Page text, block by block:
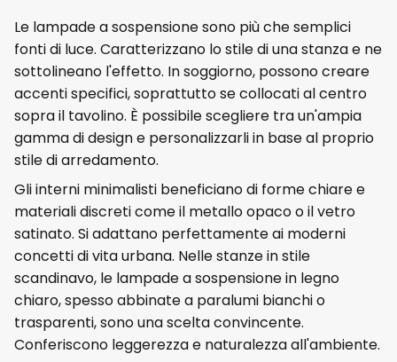
Le lampade a sospensione sono più che semplici
fonti di luce. Caratterizzano lo stile di una stanza e ne
sottolineano l'effetto. In soggiorno, possono creare
accenti specifici, soprattutto se collocati al centro
sopra il tavolino. È possibile scegliere tra un'ampia
gamma di design e personalizzarli in base al proprio
stile di arredamento.
Gli interni minimalisti beneficiano di forme chiare e
materiali discreti come il metallo opaco o il vetro
satinato. Si adattano perfettamente ai moderni
concetti di vita urbana. Nelle stanze in stile
scandinavo, le lampade a sospensione in legno
chiaro, spesso abbinate a paralumi bianchi o
trasparenti, sono una scelta convincente.
Conferiscono leggerezza e naturalezza all'ambiente.